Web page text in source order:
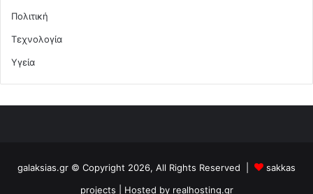
Πολιτική
Τεχνολογία
Υγεία
galaksias.gr © Copyright 2026, All Rights Reserved |
sakkas
projects | Hosted by realhosting.gr